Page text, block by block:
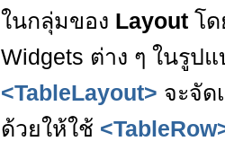
ในกลุ่มของ Layout โ
Widgets ต่าง ๆ ในรูป
<TableLayout> จะจัด
ด้วยให้ใช้